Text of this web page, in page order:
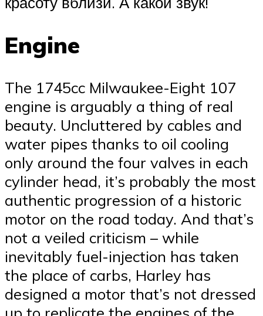
Engine
The 1745cc Milwaukee-Eight 107
engine is arguably a thing of real
beauty. Uncluttered by cables and
water pipes thanks to oil cooling
only around the four valves in each
cylinder head, it’s probably the most
authentic progression of a historic
motor on the road today. And that’s
not a veiled criticism – while
inevitably fuel-injection has taken
the place of carbs, Harley has
designed a motor that’s not dressed